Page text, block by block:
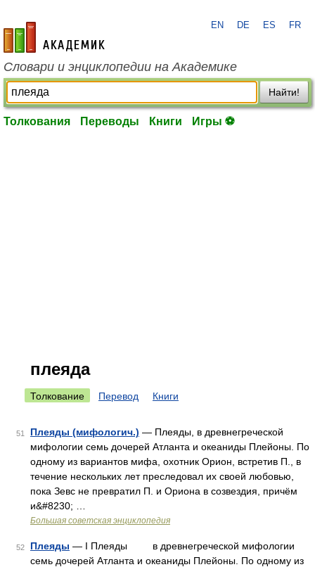
academic.ru
EN DE ES FR
Словари и энциклопедии на Академике
Найти!
Толкования Переводы Книги Игры ⚽
плеяда
Толкование Перевод Книги
51 Плеяды (мифологич.) — Плеяды, в древнегреческой
мифологии семь дочерей Атланта и океаниды Плейоны. По
одному из вариантов мифа, охотник Орион, встретив П., в
течение нескольких лет преследовал их своей любовью,
пока Зевс не превратил П. и Ориона в созвездия, причём
и&#8230; …
Большая советская энциклопедия
52 Плеяды — I Плеяды в древнегреческой мифологии
семь дочерей Атланта и океаниды Плейоны. По одному из